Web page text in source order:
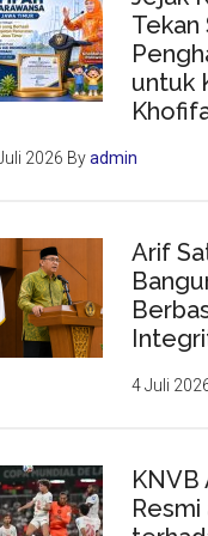
Tekan
untuk
2026 Byadmin
Arif
4 Juli
KNVB
Resmi